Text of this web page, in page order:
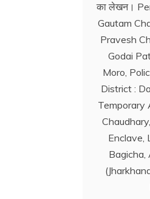
का लेखन।
Gautam
Pravesh
Godai
Moro,
District :
Temporary
Enclave,
Bagicha,